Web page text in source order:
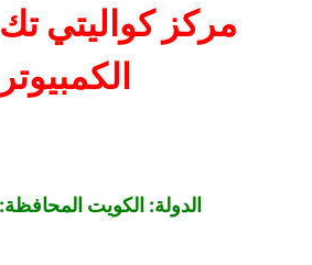
مركز كواليتي
الكمبيوتر
الدولة: الكويت